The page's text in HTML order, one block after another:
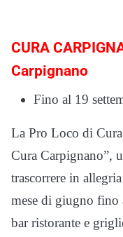
CURA
Carpignano
Fino al 19
La Pro Loco di Cura
Cura Carpignano”,
trascorrere in
mese di giugno fino
bar ristorante e